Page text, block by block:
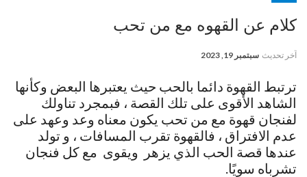
كلام عن القهوه مع من تحب
آخر تحديث سبتمبر 19, 2023
ترتبط القهوة دائما بالحب حيث يعتبرها البعض وكأنها
الشاهد الأقوى على تلك القصة ، فبمجرد تناولك
لفنجان قهوة مع من تحب يكون معناه وعد وعهد على
عدم الافتراق ، فالقهوة تقرب المسافات ، و تولد
عندها قصة الحب الذي يزهر ويقوى مع كل فنجان
تشرباه سويًا.